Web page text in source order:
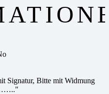
Signatur, Bitte mit Widmung